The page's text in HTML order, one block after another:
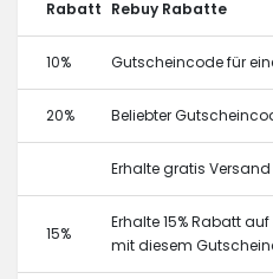
Rabatt Rebuy Rabatte
10% Gutscheincode für
20% Beliebter
Erhalte gratis
15%
Erhalte 15% Rabatt
mit diesem